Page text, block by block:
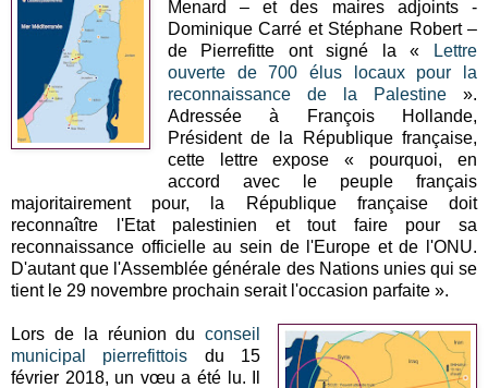
Menard – et des maires adjoints -
Dominique Carré et Stéphane Robert –
de Pierrefitte ont signé la «
Lettre
ouverte de 700 élus locaux pour la
reconnaissance de la Palestine».
Adressée à François Hollande,
Président de la République française,
cette lettre expose « pourquoi, en
accord avec le peuple français
majoritairement pour, la République française doit
reconnaître l'Etat palestinien et tout faire pour sa
reconnaissance officielle au sein de l'Europe et de l'ONU.
D'autant que l'Assemblée générale des Nations unies qui se
tient le 29 novembre prochain serait l'occasion parfaite ».
Lors de la réunion duconseil
municipal pierrefittois du 15
février 2018, un vœu a été lu. Il